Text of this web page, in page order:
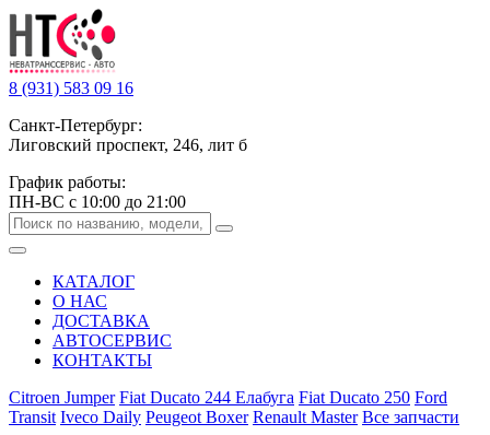
8 (931) 583 09 16
Санкт-Петербург:
Лиговский проспект, 246, лит б
График работы:
ПН-ВС с 10:00 до 21:00
КАТАЛОГ
О НАС
ДОСТАВКА
АВТОСЕРВИС
КОНТАКТЫ
Citroen Jumper Fiat Ducato 244 Елабуга Fiat Ducato 250 Ford
Transit Iveco Daily Peugeot Boxer Renault Master Все запчасти